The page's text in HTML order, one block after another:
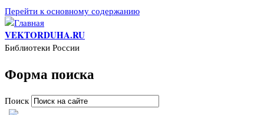
Перейти к основному содержанию
VEKTORDUHA.RU
Библиотеки России
Форма поиска
Поиск